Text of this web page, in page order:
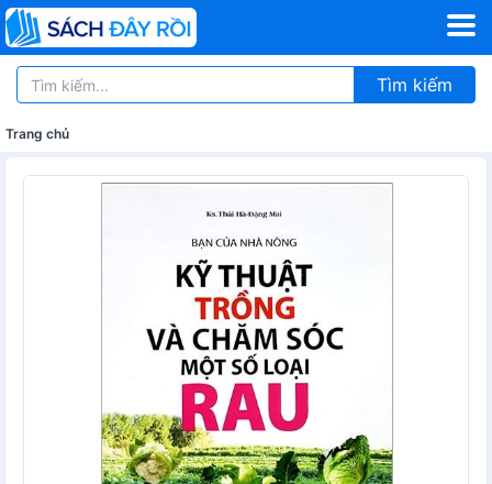
Tìm kiếm
Trang chủ